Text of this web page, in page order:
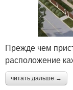
Прежде чем
расположение
читать дальше →